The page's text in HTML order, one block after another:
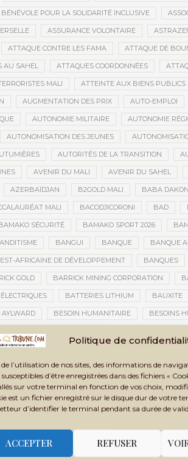
Politique de
de l’utilisation de nos sites, des informations de
d’être enregistrées dans des fichiers «
sur votre terminal en fonction de vos choix,
est un fichier enregistré sur le disque dur de votre
d’identifier le terminal pendant sa durée de
ACCEPTER REFUSER
POUR LA SOLIDARITÉ INCLUSIVE
ASSURANCE VOLONTAIRE
ATTAQUE CONTRE LES FAMA ATTAQUE DE
AU SAHEL ATTAQUES COORDONNÉES
MALI ATTEINTE AUX BIENS PUBLICS
AUGMENTATION DES PRIX AUTO-EMPLOI
AUTONOMIE MILITAIRE AUTONOMIE
AUTONOMISATION DES JEUNES
AUTORITÉS DE LA TRANSITION
AVENIR DU MALI AVENIR DU SAHEL
AZERBAÏDJAN B2GOLD MALI BABA
MALI BACODJICORONI BAD
SÉCURITÉ BAMAKO SPORT 2026
BANGUI BANQUE BANQUE
AFRICAINE DE DÉVELOPPEMENT BANQUES
GOLD BARRICK MINING CORPORATION
BATTERIES LITHIUM BAUXITE
BESOIN HUMANITAIRE BESOINS
DE LA PHOTOGRAPHIE
ARTISTIQUE ET CULTURELLE TOMBOUCTOU 2025
BILAN DES ACTIVITÉS BILAN ET
BLANCHIMENT DE CAPITAUX BLASPHÈME
BLOGING BNDA BOAD
SISSOKO
CULTUREL BRÉSIL